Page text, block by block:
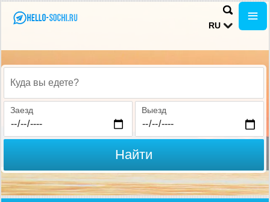
RU
Куда вы едете?
Заезд Выезд
Найти